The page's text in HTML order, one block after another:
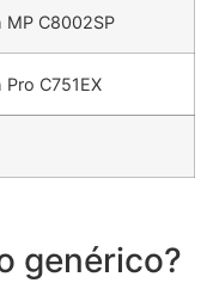
MP C8002SP
Pro C751EX
genérico?